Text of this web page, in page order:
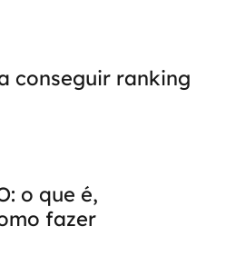
conseguir ranking
o que é,
fazer